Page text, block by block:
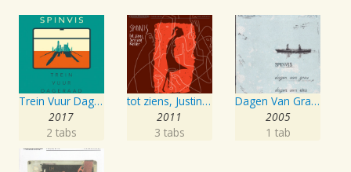
Trein Vuur Dageraad
2017
2 tabs
tot ziens, Justine Keller
2011
3 tabs
Dagen Van Gras, Dagen Van Stro
2005
1 tab